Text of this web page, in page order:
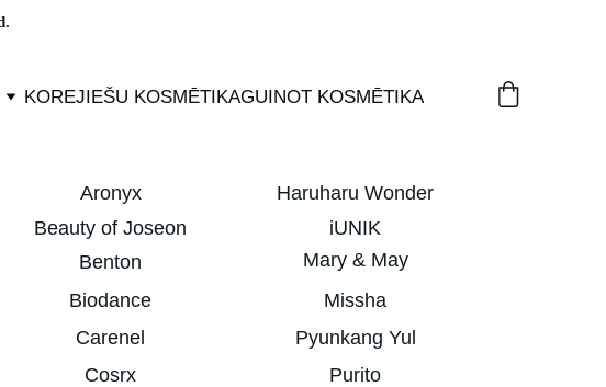
KOREJIEŠU KOSMĒTIKAGUINOT KOSMĒTIKA
Aronyx
Beauty of Joseon
Biodance
Cosrx
Benton
Pyunkang Yul
Purito
Mary & May
Haruharu Wonder
Missha
Carenel
iUNIK